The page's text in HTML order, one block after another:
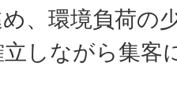
、環境負荷の
しながら集客